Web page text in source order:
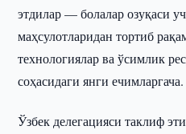
этдилар — болалар озуқаси
маҳсулотларидан тортиб
технологиялар ва ўсимлик
соҳасидаги янги ечимларгача.
Ўзбек делегацияси таклиф